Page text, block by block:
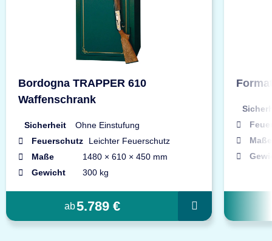
Bordogna TRAPPER 610
Waffenschrank
Sicherheit
Ohne Einstufung
Feuerschutz
Leichter Feuerschutz
Maße
1480 × 610 × 450 mm
Gewicht
300 kg
ab5.789 €
Maße